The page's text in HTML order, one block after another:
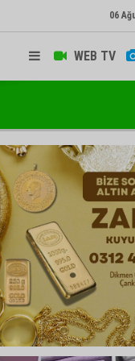
06
WEB TV